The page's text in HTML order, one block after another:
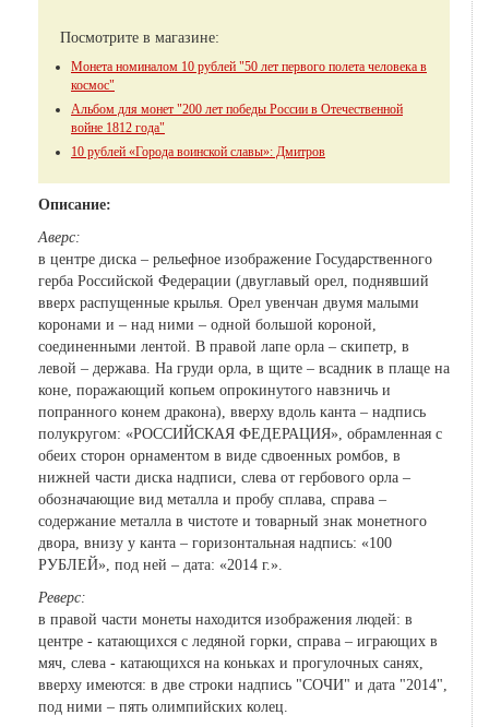
Посмотрите в магазине:
Монета номиналом 10 рублей "50 лет первого полета человека в
космос"
Альбом для монет "200 лет победы России в Отечественной
войне 1812 года"
10 рублей «Города воинской славы»: Дмитров
Описание:
Аверс:
в центре диска – рельефное изображение Государственного
герба Российской Федерации (двуглавый орел, поднявший
вверх распущенные крылья. Орел увенчан двумя малыми
коронами и – над ними – одной большой короной,
соединенными лентой. В правой лапе орла – скипетр, в
левой – держава. На груди орла, в щите – всадник в плаще на
коне, поражающий копьем опрокинутого навзничь и
попранного конем дракона), вверху вдоль канта – надпись
полукругом: «РОССИЙСКАЯ ФЕДЕРАЦИЯ», обрамленная с
обеих сторон орнаментом в виде сдвоенных ромбов, в
нижней части диска надписи, слева от гербового орла –
обозначающие вид металла и пробу сплава, справа –
содержание металла в чистоте и товарный знак монетного
двора, внизу у канта – горизонтальная надпись: «100
РУБЛЕЙ», под ней – дата: «2014 г.».
Реверс:
в правой части монеты находится изображения людей: в
центре - катающихся с ледяной горки, справа – играющих в
мяч, слева - катающихся на коньках и прогулочных санях,
вверху имеются: в две строки надпись "СОЧИ" и дата "2014",
под ними – пять олимпийских колец.